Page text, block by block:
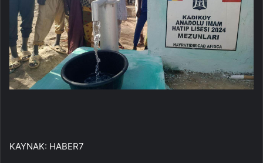
KAYNAK: HABER7